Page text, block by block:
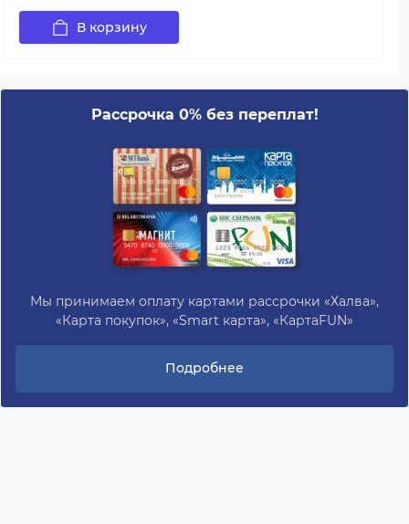
В корзину
Рассрочка 0% без переплат!
Мы принимаем оплату картами рассрочки «Халва»,
«Карта покупок», «Smart карта», «КартаFUN»
Подробнее